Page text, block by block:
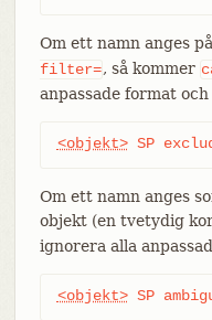
Om ett namn anges
filter=, så kommer
anpassade format
<objekt> SP
Om ett namn anges
objekt (en tvetydig
ignorera alla
<objekt> SP